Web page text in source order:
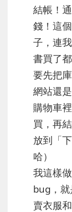
結帳！
錢！這
子，連
書買了
要先把
網站還
購物車
買，再
放到「
哈）
我這樣
bug，
賣衣服